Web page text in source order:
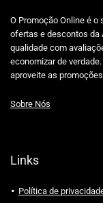
O Promoção Online é
ofertas e descontos da
qualidade com
economizar de
aproveite as
Sobre Nós
Links
Política de